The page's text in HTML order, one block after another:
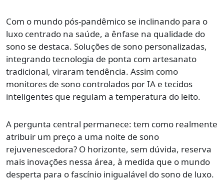
Com o mundo pós-pandêmico se inclinando para o
luxo centrado na saúde, a ênfase na qualidade do
sono se destaca. Soluções de sono personalizadas,
integrando tecnologia de ponta com artesanato
tradicional, viraram tendência. Assim como
monitores de sono controlados por IA e tecidos
inteligentes que regulam a temperatura do leito.
A pergunta central permanece: tem como realmente
atribuir um preço a uma noite de sono
rejuvenescedora? O horizonte, sem dúvida, reserva
mais inovações nessa área, à medida que o mundo
desperta para o fascínio inigualável do sono de luxo.